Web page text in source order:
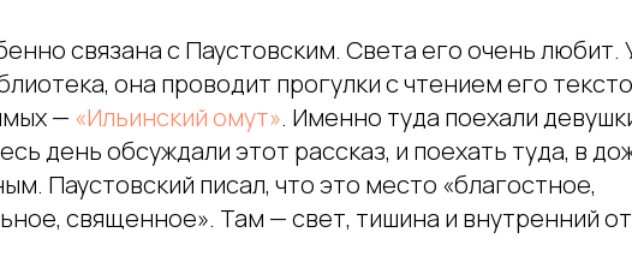
связана с Паустовским. Света его очень любит.
она проводит прогулки с чтением его
— «Ильинский омут». Именно туда поехали
день обсуждали этот рассказ, и поехать туда, в
Паустовский писал, что это место «благостное,
священное». Там — свет, тишина и внутренний